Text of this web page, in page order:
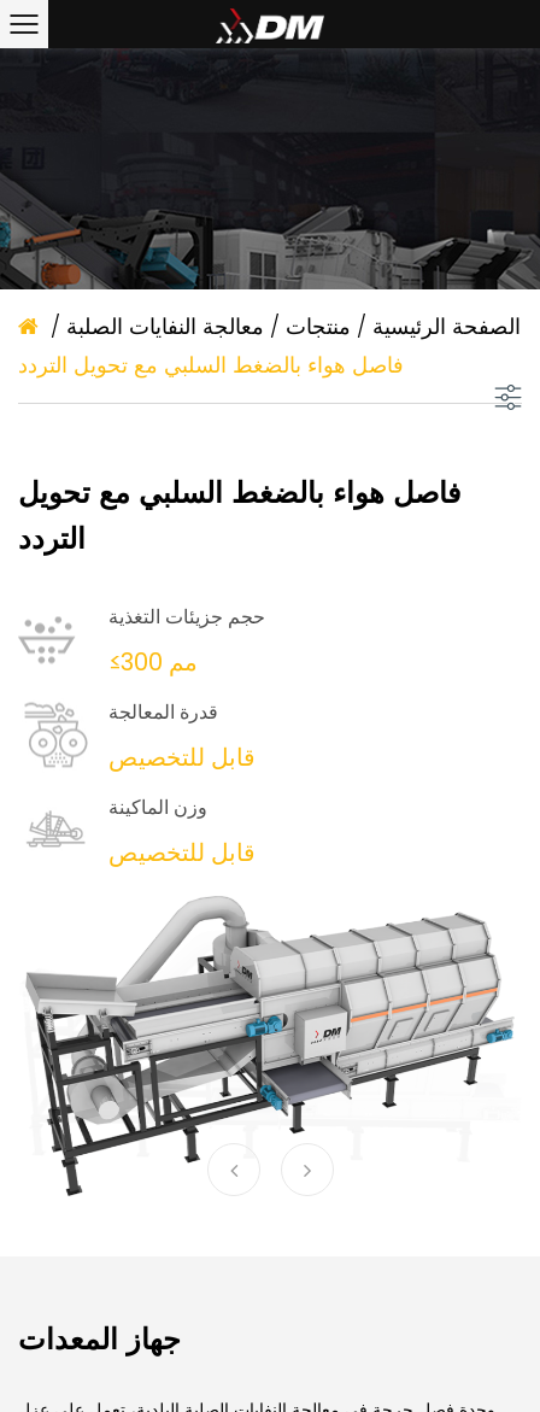
الصفحة الرئيسية / منتجات / معالجة النفايات الصلبة /
فاصل هواء بالضغط السلبي مع تحويل التردد
فاصل هواء بالضغط السلبي مع تحويل
التردد
حجم جزيئات التغذية
≤300 مم
قدرة المعالجة
قابل للتخصيص
وزن الماكينة
قابل للتخصيص
جهاز المعدات